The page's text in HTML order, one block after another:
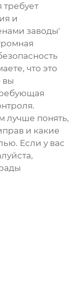
требует
и
заводы'
что это
вы
лучше понять,
и какие
Если у вас